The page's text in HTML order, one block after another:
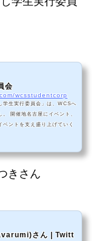
会
wcsstudentcorp
学生実行委員会」は、WCSへ
開催地名古屋にイベント、
ントを支え盛り上げていく
きさん
さん | Twitt